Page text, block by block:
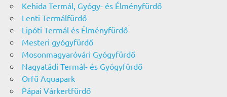
Kehida Termál, Gyógy- és Élményfürdő
Lenti Termálfürdő
Lipóti Termál és Élményfürdő
Mesteri gyógyfürdő
Mosonmagyaróvári Gyógyfürdő
Nagyatádi Termál- és Gyógyfürdő
Orfű Aquapark
Pápai Várkertfürdő